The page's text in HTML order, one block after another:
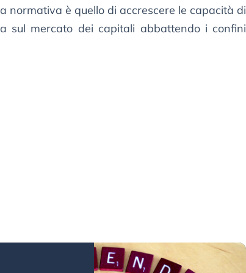
normativa è quello di accrescere le capacità di
sul mercato dei capitali abbattendo i confini